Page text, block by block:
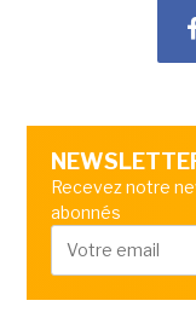
Recevez notre
abonnés